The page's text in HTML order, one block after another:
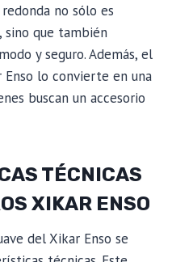
no sólo es
que también
y seguro. Además, el
lo convierte en una
buscan un accesorio
TÉCNICAS
XIKAR ENSO
del Xikar Enso se